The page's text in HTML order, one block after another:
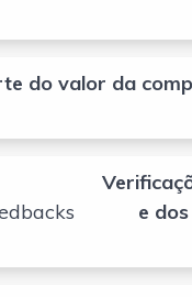
do valor da
e